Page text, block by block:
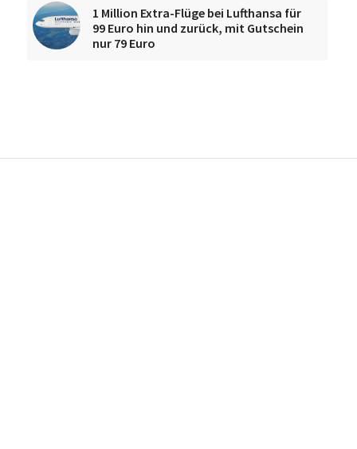
1 Million Extra-Flüge bei Lufthansa für
99 Euro hin und zurück, mit Gutschein
nur 79 Euro